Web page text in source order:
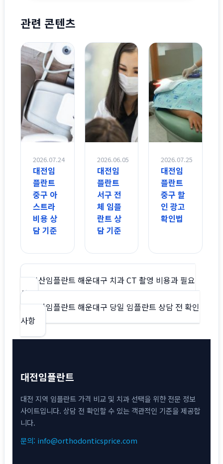
관련 콘텐츠
2026.07.24
대전임
플란트
중구 아
스트라
비용 상
담 기준
2026.06.05
대전임
플란트
서구 전
체 임플
란트 상
담 기준
2026.07.25
대전임
플란트
중구 할
인 광고
확인법
글
탐
색
부산임플란트 해운대구 치과 CT 촬영 비용과 필요
성
부산임플란트 해운대구 당일 임플란트 상담 전 확인
사항
대전임플란트
대전 지역 임플란트 가격 비교 및 치과 선택을 위한 전문 정보
사이트입니다. 상담 전 확인할 수 있는 객관적인 기준을 제공합
니다.
문의: info@orthodonticsprice.com